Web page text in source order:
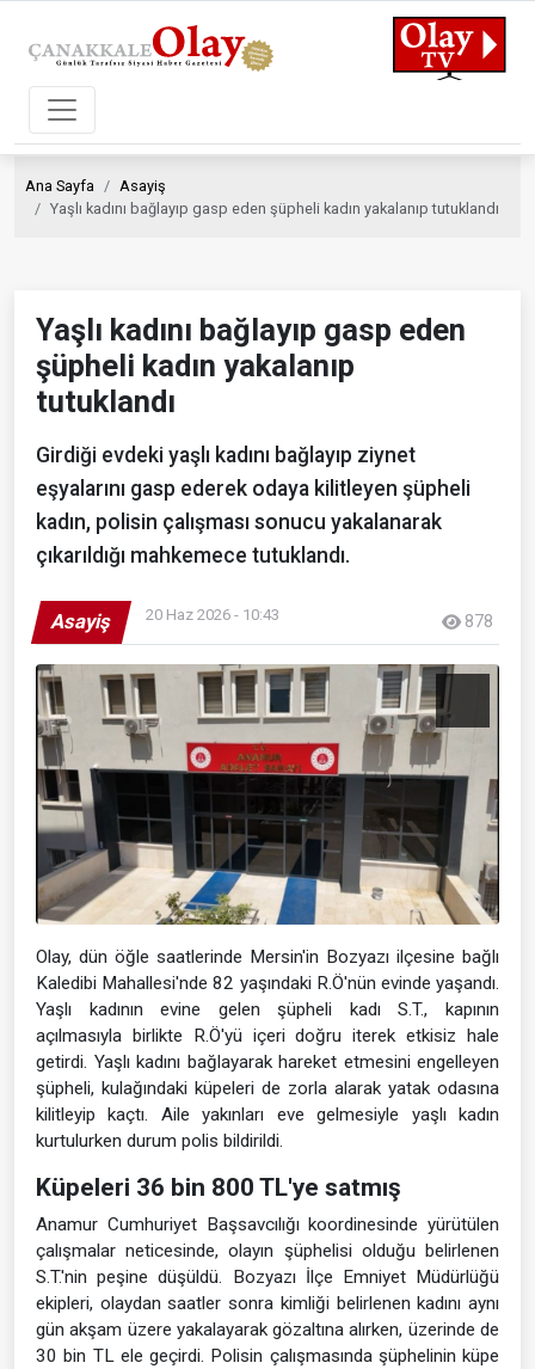
Ana Sayfa
Asayiş
Yaşlı kadını bağlayıp gasp eden şüpheli kadın yakalanıp tutuklandı
Yaşlı kadını bağlayıp gasp eden
şüpheli kadın yakalanıp
tutuklandı
Girdiği evdeki yaşlı kadını bağlayıp ziynet
eşyalarını gasp ederek odaya kilitleyen şüpheli
kadın, polisin çalışması sonucu yakalanarak
çıkarıldığı mahkemece tutuklandı.
Asayiş 20 Haz 2026 - 10:43 878
Olay, dün öğle saatlerinde Mersin'in Bozyazı ilçesine bağlı
Kaledibi Mahallesi'nde 82 yaşındaki R.Ö'nün evinde yaşandı.
Yaşlı kadının evine gelen şüpheli kadı S.T., kapının
açılmasıyla birlikte R.Ö'yü içeri doğru iterek etkisiz hale
getirdi. Yaşlı kadını bağlayarak hareket etmesini engelleyen
şüpheli, kulağındaki küpeleri de zorla alarak yatak odasına
kilitleyip kaçtı. Aile yakınları eve gelmesiyle yaşlı kadın
kurtulurken durum polis bildirildi.
Küpeleri 36 bin 800 TL'ye satmış
Anamur Cumhuriyet Başsavcılığı koordinesinde yürütülen
çalışmalar neticesinde, olayın şüphelisi olduğu belirlenen
S.T.'nin peşine düşüldü. Bozyazı İlçe Emniyet Müdürlüğü
ekipleri, olaydan saatler sonra kimliği belirlenen kadını aynı
gün akşam üzere yakalayarak gözaltına alırken, üzerinde de
30 bin TL ele geçirdi. Polisin çalışmasında şüphelinin küpe